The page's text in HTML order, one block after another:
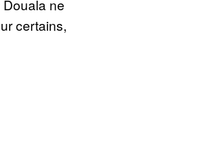
ne
certains,